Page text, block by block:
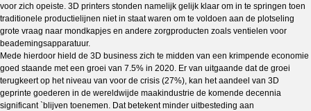
voor zich opeiste. 3D printers stonden namelijk gelijk klaar om in te springen toen
traditionele productielijnen niet in staat waren om te voldoen aan de plotseling
grote vraag naar mondkapjes en andere zorgproducten zoals ventielen voor
beademingsapparatuur.
Mede hierdoor hield de 3D business zich te midden van een krimpende economie
goed staande met een groei van 7.5% in 2020. Er van uitgaande dat de groei
terugkeert op het niveau van voor de crisis (27%), kan het aandeel van 3D
geprinte goederen in de wereldwijde maakindustrie de komende decennia
significant `blijven toenemen. Dat betekent minder uitbesteding aan